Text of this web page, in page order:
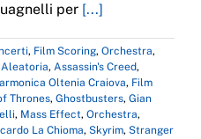
per [...]
, Film Scoring, Orchestra,
Aleatoria, Assassin's Creed,
Oltenia Craiova, Film
Thrones, Ghostbusters, Gian
, Mass Effect, Orchestra,
La Chioma, Skyrim, Stranger